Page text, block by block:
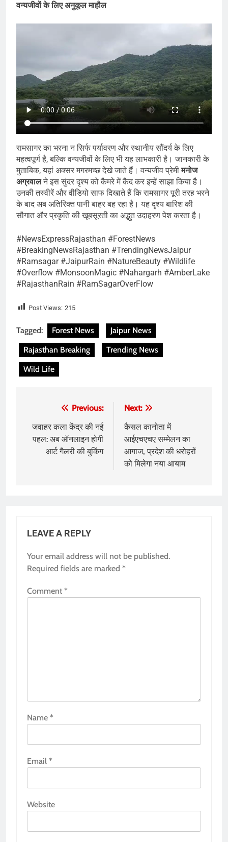
वन्यजीवों के लिए अनुकूल माहौल
रामसागर का भरना न सिर्फ पर्यावरण और स्थानीय सौंदर्य के लिए
महत्वपूर्ण है, बल्कि वन्यजीवों के लिए भी यह लाभकारी है। जानकारी के
मुताबिक, यहां अक्सर मगरमच्छ देखे जाते हैं। वन्यजीव प्रेमीमनोज
अग्रवालने इस सुंदर दृश्य को कैमरे में कैद कर इन्हें साझा किया है।
उनकी तस्वीरें और वीडियो साफ दिखाते हैं कि रामसागर पूरी तरह भरने
के बाद अब अतिरिक्त पानी बाहर बह रहा है। यह दृश्य बारिश की
सौगात और प्रकृति की खूबसूरती का अद्भुत उदाहरण पेश करता है।
#NewsExpressRajasthan #ForestNews
#BreakingNewsRajasthan #TrendingNewsJaipur
#Ramsagar #JaipurRain #NatureBeauty #Wildlife
#Overflow #MonsoonMagic #Nahargarh #AmberLake
#RajasthanRain #RamSagarOverFlow
Post Views: 215
Tagged: Forest News
Jaipur News
Rajasthan Breaking
Trending News
Wild Life
navigation
Previous:
जवाहर कला केंद्र की नई
पहल: अब ऑनलाइन होगी
आर्ट गैलरी की बुकिंग
Next:
कैसल कानोता में
आईएचएचए सम्मेलन का
आगाज, प्रदेश की धरोहरों
को मिलेगा नया आयाम
LEAVE A REPLY
Your email address will not be published.
Required fields are marked *
Comment *
Name *
Email *
Website